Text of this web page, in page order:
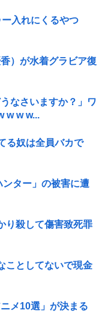
入れにくるやつ
）が水着グラビア復
なさいますか？」ワ
w w w...
る奴は全員バカで
ター」の被害に遭
り殺して傷害致死罪
ことしてないで現金
メ10選」が決まる